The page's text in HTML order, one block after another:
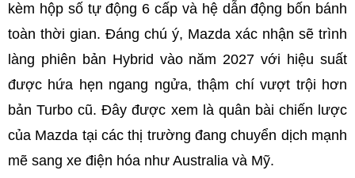
kèm hộp số tự động 6 cấp và hệ dẫn động bốn bánh
toàn thời gian. Đáng chú ý, Mazda xác nhận sẽ trình
làng phiên bản Hybrid vào năm 2027 với hiệu suất
được hứa hẹn ngang ngửa, thậm chí vượt trội hơn
bản Turbo cũ. Đây được xem là quân bài chiến lược
của Mazda tại các thị trường đang chuyển dịch mạnh
mẽ sang xe điện hóa như Australia và Mỹ.